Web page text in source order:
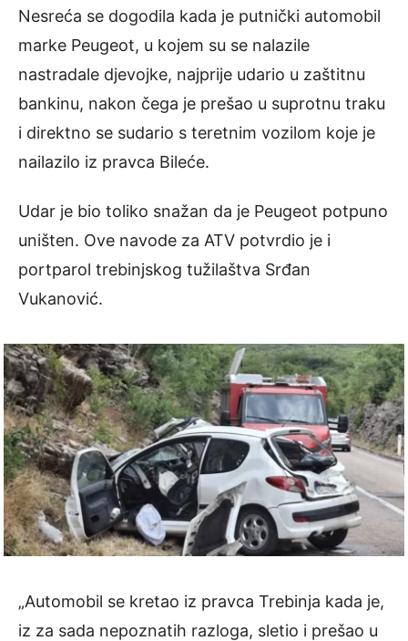
Nesreća se dogodila kada je putnički automobil
marke Peugeot, u kojem su se nalazile
nastradale djevojke, najprije udario u zaštitnu
bankinu, nakon čega je prešao u suprotnu traku
i direktno se sudario s teretnim vozilom koje je
nailazilo iz pravca Bileće.
Udar je bio toliko snažan da je Peugeot potpuno
uništen. Ove navode za ATV potvrdio je i
portparol trebinjskog tužilaštva Srđan
Vukanović.
„Automobil se kretao iz pravca Trebinja kada je,
iz za sada nepoznatih razloga, sletio i prešao u